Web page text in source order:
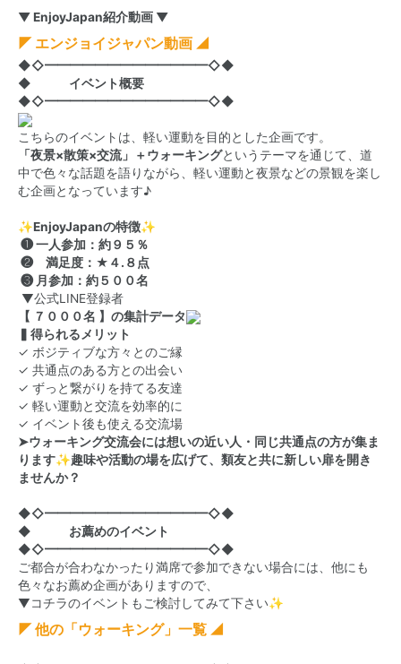
▼ EnjoyJapan紹介動画 ▼
◤ エンジョイジャパン動画 ◢
◆◇━━━━━━━━━━━━━◇◆
◆ イベント概要
◆◇━━━━━━━━━━━━━◇◆
こちらのイベントは、軽い運動を目的とした企画です。
「夜景×散策×交流」＋ウォーキングというテーマを通じて、道
中で色々な話題を語りながら、軽い運動と夜景などの景観を楽し
む企画となっています♪
✨EnjoyJapanの特徴✨
❶ 一人参加：約９５％
❷ 満足度：★４.８点
❸ 月参加：約５００名
▼公式LINE登録者
【 ７０００名 】の集計データ
▍得られるメリット
✓ ボジティブな方々とのご縁
✓ 共通点のある方との出会い
✓ ずっと繋がりを持てる友達
✓ 軽い運動と交流を効率的に
✓ イベント後も使える交流場
➤ウォーキング交流会には想いの近い人・同じ共通点の方が集ま
ります✨趣味や活動の場を広げて、類友と共に新しい扉を開き
ませんか？
◆◇━━━━━━━━━━━━━◇◆
◆ お薦めのイベント
◆◇━━━━━━━━━━━━━◇◆
ご都合が合わなかったり満席で参加できない場合には、他にも
色々なお薦め企画がありますので、
▼コチラのイベントもご検討してみて下さい✨
◤ 他の「ウォーキング」一覧 ◢